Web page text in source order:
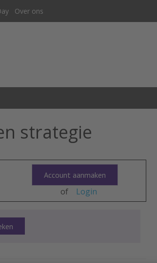
Over ons
strategie
Account aanmaken
of Login